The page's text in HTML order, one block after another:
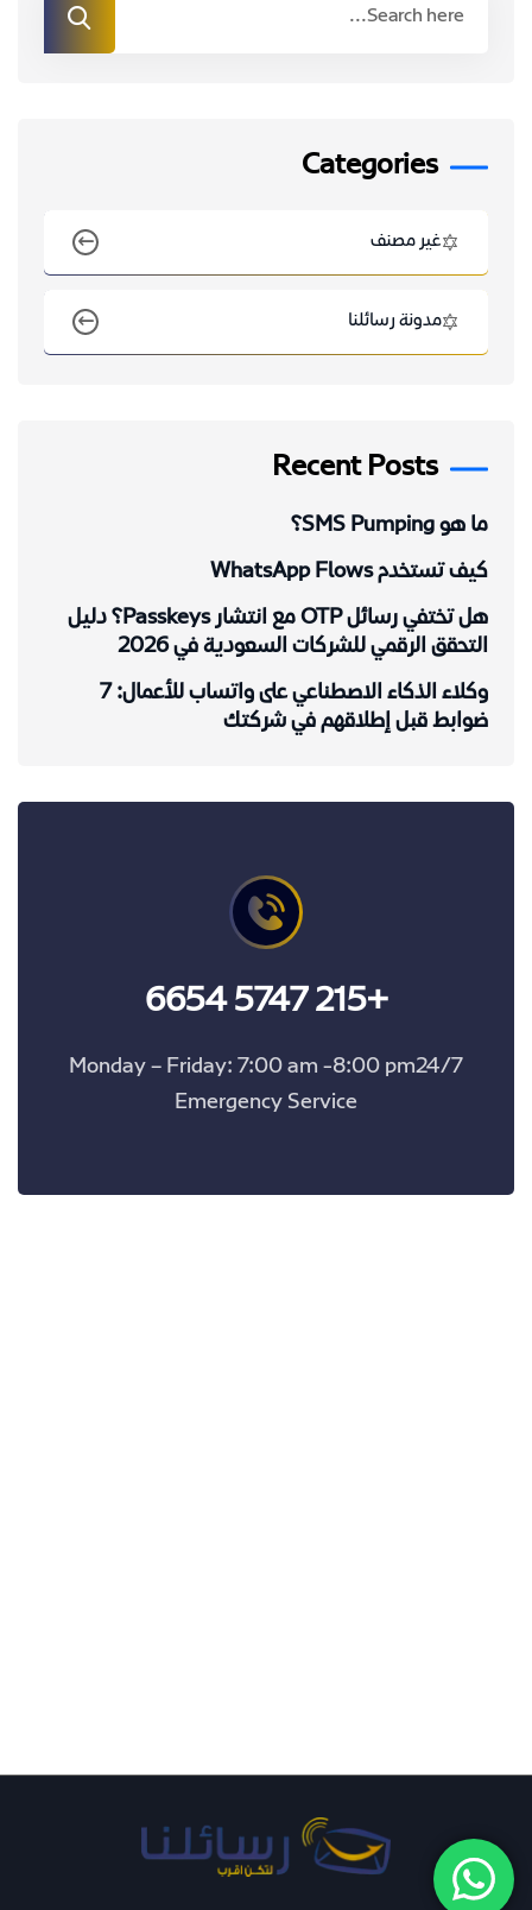
Categories
غير مصنف
مدونة رسائلنا
Recent Posts
ما هو SMS Pumping؟
كيف تستخدم WhatsApp Flows
هل تختفي رسائل OTP مع انتشار Passkeys؟ دليل
التحقق الرقمي للشركات السعودية في 2026
وكلاء الذكاء الاصطناعي على واتساب للأعمال: 7
ضوابط قبل إطلاقهم في شركتك
+215 5747 6654
Monday – Friday: 7:00 am -8:00 pm24/7
Emergency Service